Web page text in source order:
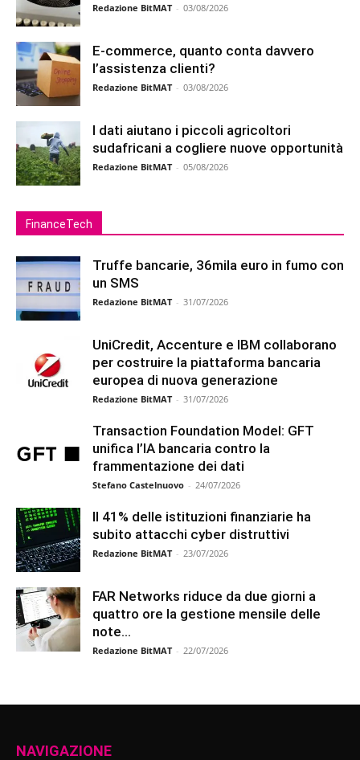
Redazione BitMAT - 03/08/2026
E-commerce, quanto conta davvero
l’assistenza clienti?
Redazione BitMAT - 03/08/2026
I dati aiutano i piccoli agricoltori
sudafricani a cogliere nuove opportunità
Redazione BitMAT - 05/08/2026
FinanceTech
Truffe bancarie, 36mila euro in fumo con
un SMS
Redazione BitMAT - 31/07/2026
UniCredit, Accenture e IBM collaborano
per costruire la piattaforma bancaria
europea di nuova generazione
Redazione BitMAT - 31/07/2026
Transaction Foundation Model: GFT
unifica l’IA bancaria contro la
frammentazione dei dati
Stefano Castelnuovo - 24/07/2026
Il 41% delle istituzioni finanziarie ha
subito attacchi cyber distruttivi
Redazione BitMAT - 23/07/2026
FAR Networks riduce da due giorni a
quattro ore la gestione mensile delle
note...
Redazione BitMAT - 22/07/2026
NAVIGAZIONE